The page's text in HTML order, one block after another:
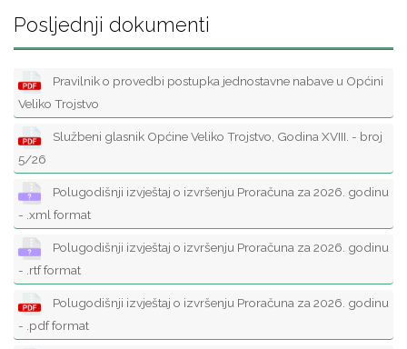
Posljednji dokumenti
Pravilnik o provedbi postupka jednostavne nabave u Općini
Veliko Trojstvo
Službeni glasnik Općine Veliko Trojstvo, Godina XVIII. - broj
5/26
Polugodišnji izvještaj o izvršenju Proračuna za 2026. godinu
- .xml format
Polugodišnji izvještaj o izvršenju Proračuna za 2026. godinu
- .rtf format
Polugodišnji izvještaj o izvršenju Proračuna za 2026. godinu
- .pdf format